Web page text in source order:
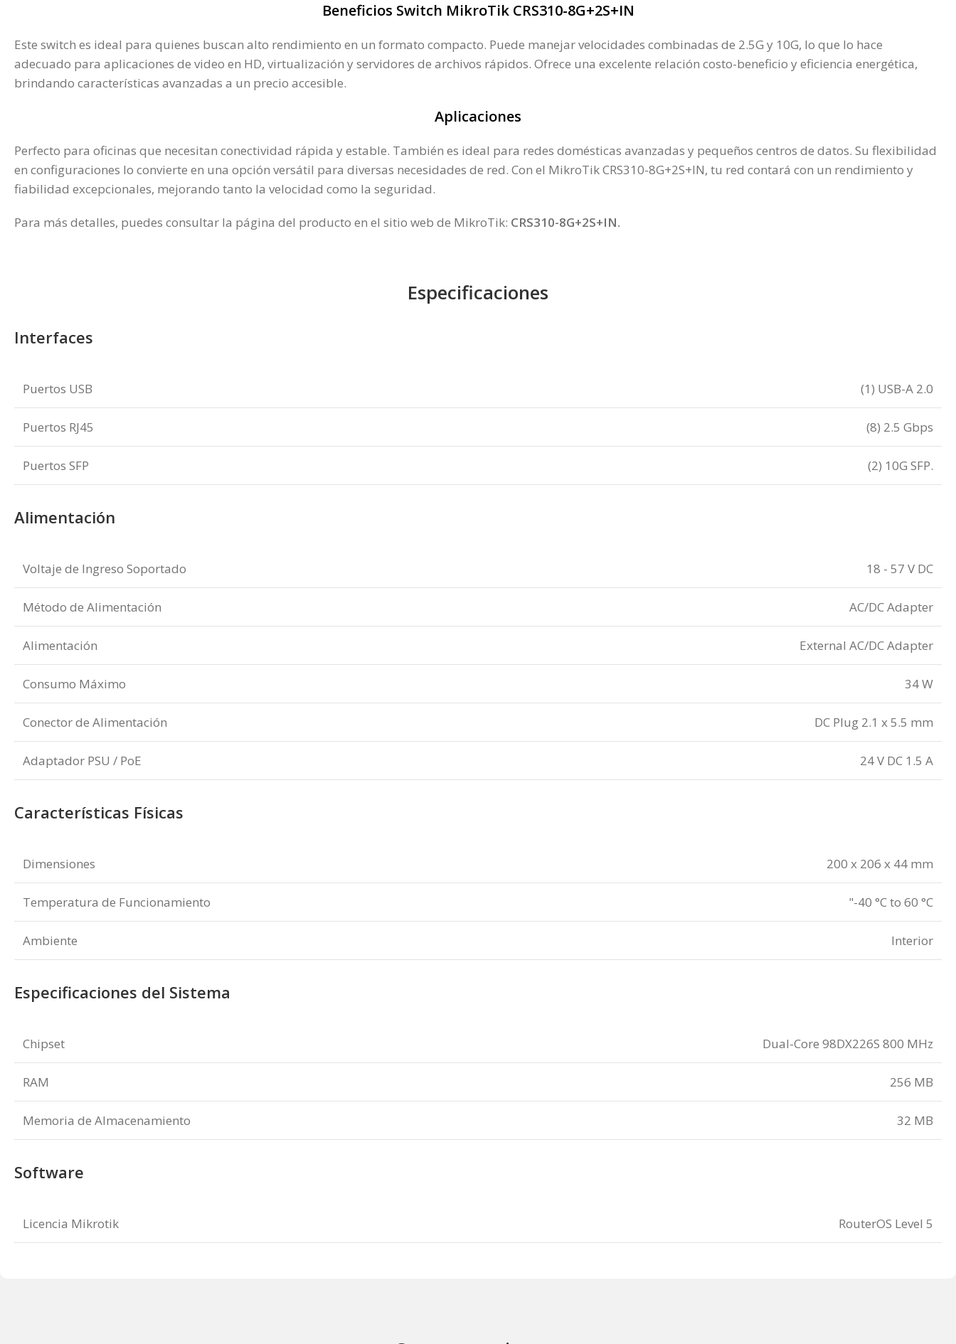
Beneficios Switch MikroTik CRS310-8G+2S+IN
Este switch es ideal para quienes buscan alto rendimiento en un formato compacto. Puede manejar velocidades combinadas de 2.5G y 10G, lo que lo hace
adecuado para aplicaciones de video en HD, virtualización y servidores de archivos rápidos. Ofrece una excelente relación costo-beneficio y eficiencia energética,
brindando características avanzadas a un precio accesible.
Aplicaciones
Perfecto para oficinas que necesitan conectividad rápida y estable. También es ideal para redes domésticas avanzadas y pequeños centros de datos. Su flexibilidad
en configuraciones lo convierte en una opción versátil para diversas necesidades de red. Con el MikroTik CRS310-8G+2S+IN, tu red contará con un rendimiento y
fiabilidad excepcionales, mejorando tanto la velocidad como la seguridad.
Para más detalles, puedes consultar la página del producto en el sitio web de MikroTik: CRS310-8G+2S+IN.
Especificaciones
Interfaces
Puertos USB (1) USB-A 2.0
Puertos RJ45 (8) 2.5 Gbps
Puertos SFP (2) 10G SFP.
Alimentación
Voltaje de Ingreso Soportado 18 - 57 V DC
Método de Alimentación AC/DC Adapter
Alimentación External AC/DC Adapter
Consumo Máximo 34 W
Conector de Alimentación DC Plug 2.1 x 5.5 mm
Adaptador PSU / PoE 24 V DC 1.5 A
Características Físicas
Dimensiones 200 x 206 x 44 mm
Temperatura de Funcionamiento "-40 °C to 60 °C
Ambiente Interior
Especificaciones del Sistema
Chipset Dual-Core 98DX226S 800 MHz
RAM 256 MB
Memoria de Almacenamiento 32 MB
Software
Licencia Mikrotik RouterOS Level 5